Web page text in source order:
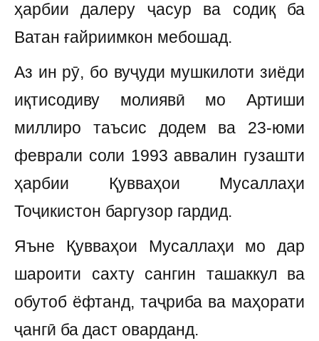
ҳарбии далеру ҷасур ва содиқ ба
Ватан ғайриимкон мебошад.
Аз ин рӯ, бо вуҷуди мушкилоти зиёди
иқтисодиву молиявӣ мо Артиши
миллиро таъсис додем ва 23-юми
феврали соли 1993 аввалин гузашти
ҳарбии Қувваҳои Мусаллаҳи
Тоҷикистон баргузор гардид.
Яъне Қувваҳои Мусаллаҳи мо дар
шароити сахту сангин ташаккул ва
обутоб ёфтанд, таҷриба ва маҳорати
ҷангӣ ба даст оварданд.